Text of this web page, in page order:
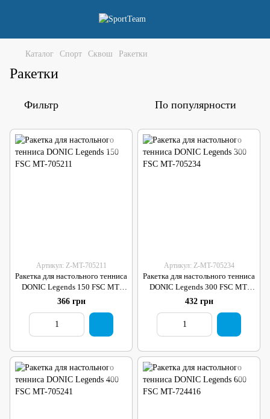
Каталог Спорт Сквош Ракетки
Ракетки
Фильтр По популярности
Артикул: Z-MT-705211
Ракетка для настольного тенниса
DONIC Legends 150 FSC MT-
705211
366 грн
Артикул: Z-MT-705234
Ракетка для настольного тенниса
DONIC Legends 300 FSC MT-
705234
432 грн